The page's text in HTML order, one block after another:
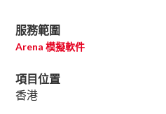
服務範圍
Arena 模擬軟件
項目位置
香港